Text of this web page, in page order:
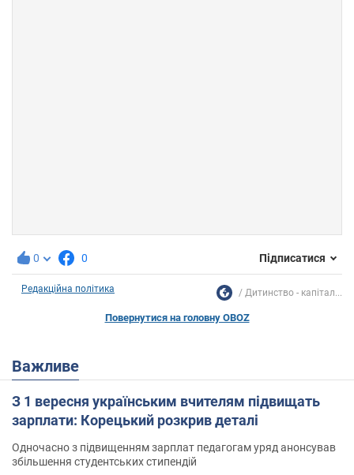
0 0 Підписатися
Редакційна політика Дитинство - капітал...
Повернутися на головну OBOZ
Важливе
З 1 вересня українським вчителям підвищать
зарплати: Корецький розкрив деталі
Одночасно з підвищенням зарплат педагогам уряд анонсував
збільшення студентських стипендій